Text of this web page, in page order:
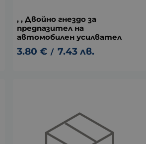
, , Двойно гнездо за
предпазител на
автомобилен усилвател
3.80 € / 7.43 лв.